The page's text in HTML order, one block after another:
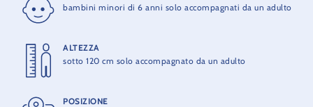
bambini minori di 6 anni solo accompagnati da un adulto
ALTEZZA
sotto 120 cm solo accompagnato da un adulto
POSIZIONE
7:10 min.
APERTURA
1990
COSTRUTTORE